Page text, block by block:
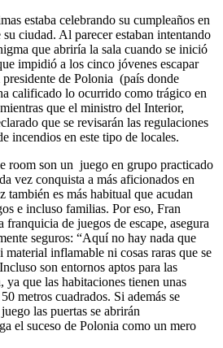
estaba celebrando su cumpleaños en
ciudad. Al parecer estaban intentando
que abriría la sala cuando se inició
impidió a los cinco jóvenes escapar
de Polonia (país donde
calificado lo ocurrido como trágico en
que el ministro del Interior,
que se revisarán las regulaciones
incendios en este tipo de locales.
room son un juego en grupo practicado
vez conquista a más aficionados en
también es más habitual que acudan
e incluso familias. Por eso, Fran
franquicia de juegos de escape, asegura
seguros: “Aquí no hay nada que
inflamable ni cosas raras que se
son entornos aptos para las
ya que las habitaciones tienen unas
metros cuadrados. Si además se
las puertas se abrirán
el suceso de Polonia como un mero